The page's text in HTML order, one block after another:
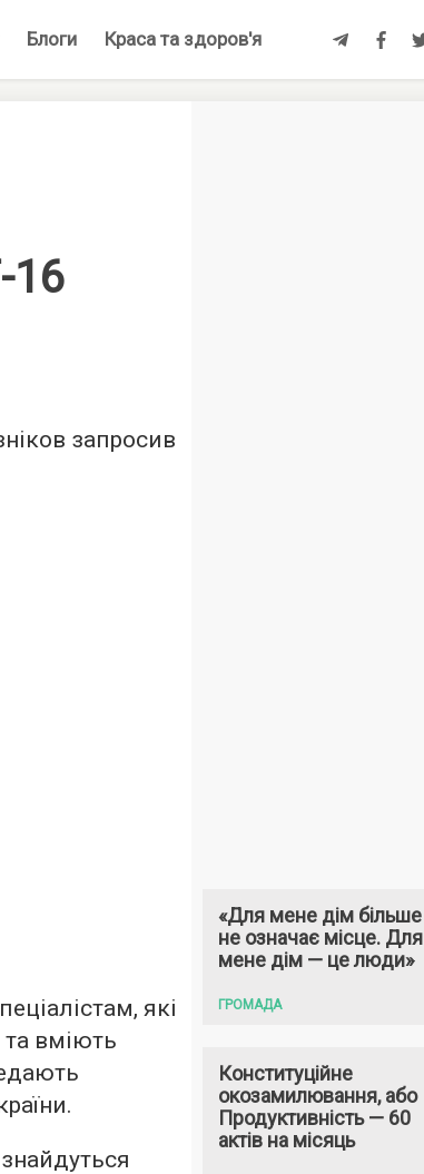
Блоги Краса та здоров'я
16
запросив
які
вміють
«Для мене дім більше
не означає місце. Для
мене дім — це люди»
ГРОМАДА
Конституційне
окозамилювання, або
Продуктивність — 60
актів на місяць